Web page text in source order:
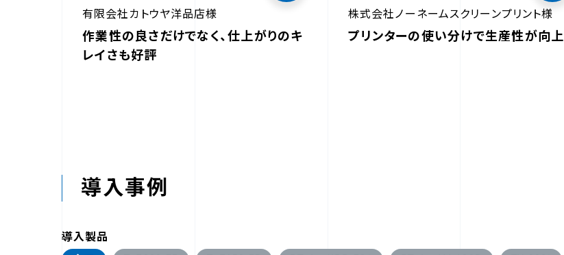
有限会社カトウヤ洋品店様
作業性の良さだけでなく、仕上がりのキ
レイさも好評
株式会社ノーネームスクリーンプリント様
プリンターの使い分けで生産性が向上
導入事例
導入製品